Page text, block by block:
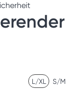
L/XL S/M